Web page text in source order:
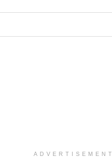
ADVERTISEMENT